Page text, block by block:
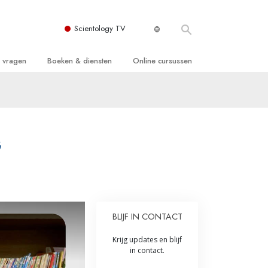
Scientology TV
van Scientology
Boeken & diensten Online cursussen
Integriteit en EerlijkheidBLIJF IN CONTACT
Krijg updates en blijf
in contact.